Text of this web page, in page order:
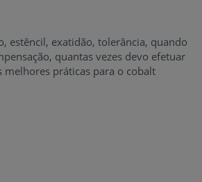
estêncil, exatidão, tolerância, quando
quantas vezes devo efetuar
melhores práticas para o cobalt